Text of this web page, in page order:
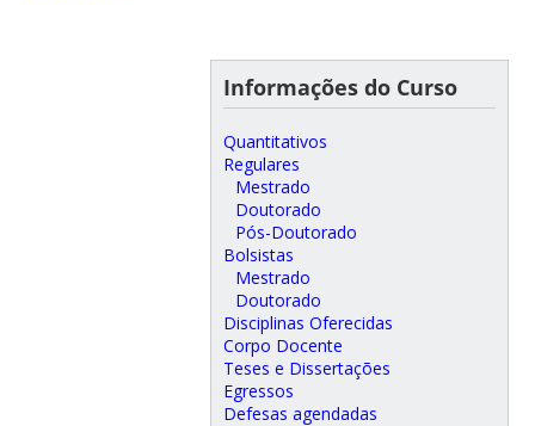
Informações do Curso
Quantitativos
Regulares
Mestrado
Doutorado
Pós-Doutorado
Bolsistas
Mestrado
Doutorado
Disciplinas Oferecidas
Corpo Docente
Teses e Dissertações
Egressos
Defesas agendadas